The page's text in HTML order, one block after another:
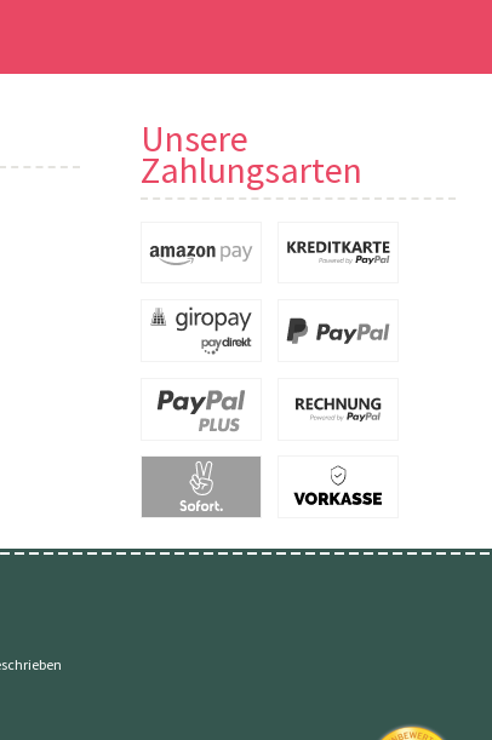
Unsere
Zahlungsarten